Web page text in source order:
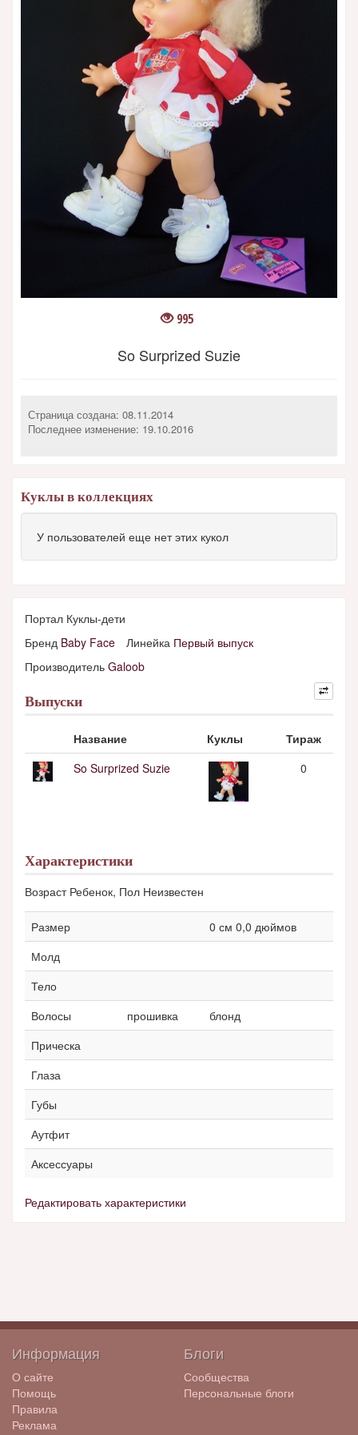
995
So Surprized Suzie
Страница создана: 08.11.2014
Последнее изменение: 19.10.2016
Куклы в коллекциях
У пользователей еще нет этих кукол
Портал Куклы-дети
Бренд Baby Face Линейка Первый выпуск
Производитель Galoob
Выпуски
Название Куклы
Тираж
So Surprized Suzie
0
Характеристики
Возраст Ребенок, Пол Неизвестен
Размер
0 см 0,0 дюймов
Молд
Тело
Волосы
прошивка
блонд
Прическа
Глаза
Губы
Аутфит
Аксессуары
Редактировать характеристики
Информация
О сайте
Помощь
Правила
Реклама
Блоги
Сообщества
Персональные блоги